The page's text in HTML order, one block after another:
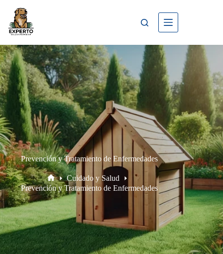
Prevención y Tratamiento de Enfermedades
Cuidado y Salud
Prevención y Tratamiento de Enfermedades